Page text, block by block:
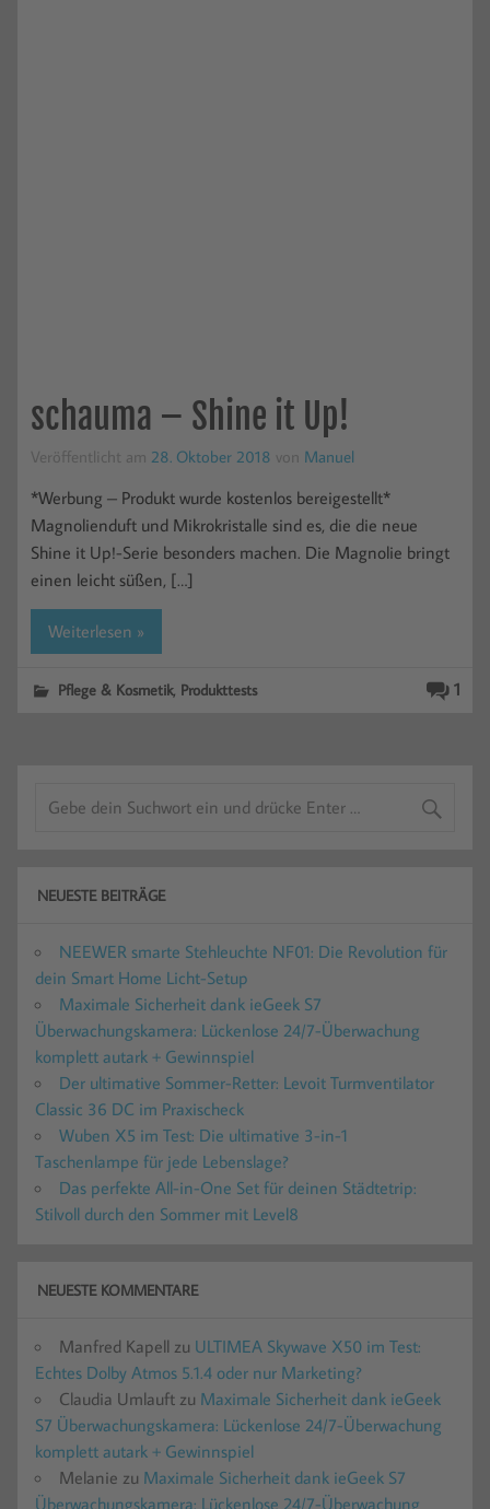
schauma – Shine it Up!
Veröffentlicht am 28. Oktober 2018 von Manuel
*Werbung – Produkt wurde kostenlos bereigestellt*
Magnolienduft und Mikrokristalle sind es, die die neue
Shine it Up!-Serie besonders machen. Die Magnolie bringt
einen leicht süßen, […]
Weiterlesen »
1
Pflege & Kosmetik, Produkttests
NEUESTE BEITRÄGE
NEEWER smarte Stehleuchte NF01: Die Revolution für
dein Smart Home Licht-Setup
Maximale Sicherheit dank ieGeek S7
Überwachungskamera: Lückenlose 24/7-Überwachung
komplett autark + Gewinnspiel
Der ultimative Sommer-Retter: Levoit Turmventilator
Classic 36 DC im Praxischeck
Wuben X5 im Test: Die ultimative 3-in-1
Taschenlampe für jede Lebenslage?
Das perfekte All-in-One Set für deinen Städtetrip:
Stilvoll durch den Sommer mit Level8
NEUESTE KOMMENTARE
Manfred Kapell zu ULTIMEA Skywave X50 im Test:
Echtes Dolby Atmos 5.1.4 oder nur Marketing?
Claudia Umlauft zu Maximale Sicherheit dank ieGeek
S7 Überwachungskamera: Lückenlose 24/7-Überwachung
komplett autark + Gewinnspiel
Melanie zu Maximale Sicherheit dank ieGeek S7
Überwachungskamera: Lückenlose 24/7-Überwachung